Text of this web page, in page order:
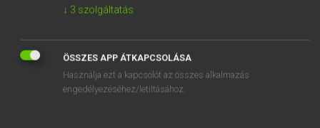
SZOTAR.NET APPLIKÁCIÓ
ONLINE NYELVVIZSGA
↓ 3 szolgáltatás
ÖSSZES APP ÁTKAPCSOLÁSA
Használja ezt a kapcsolót az összes alkalmazás
engedélyezéséhez/letiltásához.